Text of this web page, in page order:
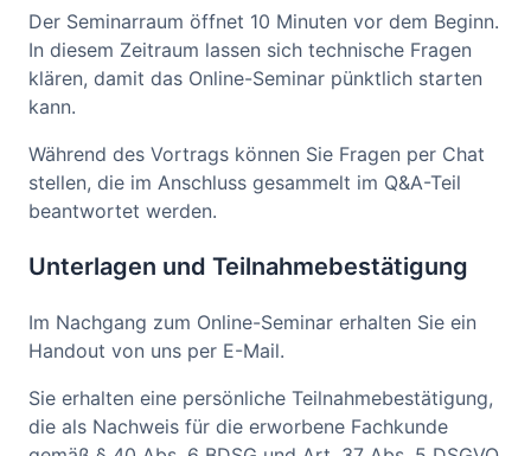
Der Seminarraum öffnet 10 Minuten vor dem Beginn.
In diesem Zeitraum lassen sich technische Fragen
klären, damit das Online-Seminar pünktlich starten
kann.
Während des Vortrags können Sie Fragen per Chat
stellen, die im Anschluss gesammelt im Q&A-Teil
beantwortet werden.
Unterlagen und Teilnahmebestätigung
Im Nachgang zum Online-Seminar erhalten Sie ein
Handout von uns per E-Mail.
Sie erhalten eine persönliche Teilnahmebestätigung,
die als Nachweis für die erworbene Fachkunde